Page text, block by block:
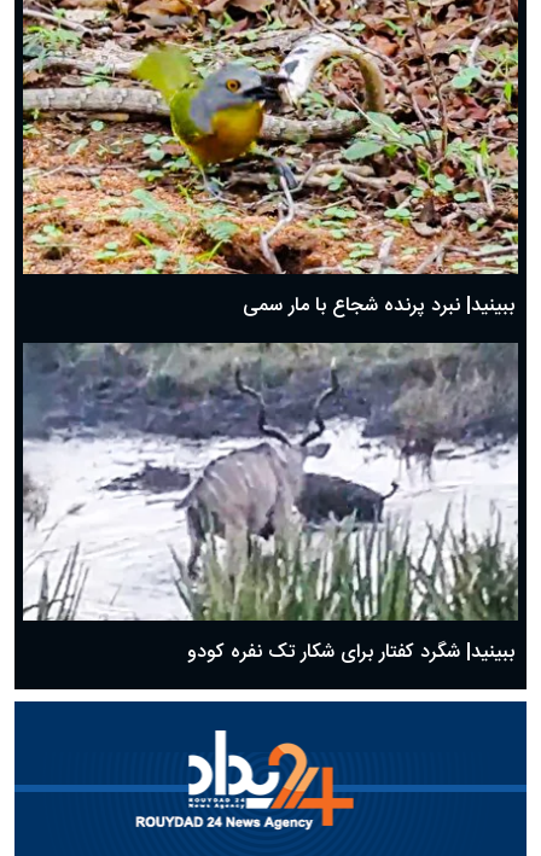
ببینید| نبرد پرنده شجاع با مار سمی
ببینید| شگرد کفتار برای شکار تک نفره کودو